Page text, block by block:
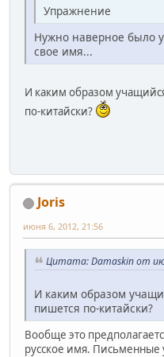
Упражнение
Нужно наверное было
свое имя...
И каким образом
по-китайски?
Joris
июня 6, 2012, 21:56
Цитата: Damaskin от
И каким образом
пишется по-китайски?
Вообще это
русское имя.